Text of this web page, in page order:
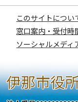
このサイトについ
窓口案内・受付時
ソーシャルメディ
伊那市役